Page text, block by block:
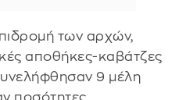
των αρχών,
αποθήκες-καβάτζες
9 μέλη
ποσότητες